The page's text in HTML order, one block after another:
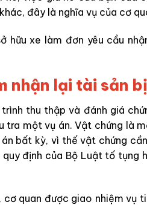
đây là nghĩa vụ của cơ
hữu xe làm đơn yêu cầu
nhận lại tài sản
trình thu thập và đánh giá
tra một vụ án. Vật chứng là
bất kỳ, vì thế vật chứng
định của Bộ Luật tố tụng
cơ quan được giao nhiệm vụ